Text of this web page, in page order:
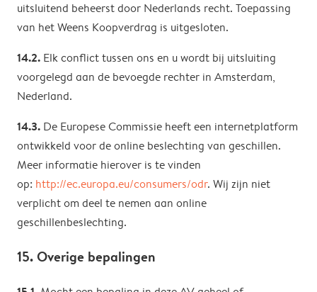
uitsluitend beheerst door Nederlands recht. Toepassing
van het Weens Koopverdrag is uitgesloten.
14.2. Elk conflict tussen ons en u wordt bij uitsluiting
voorgelegd aan de bevoegde rechter in Amsterdam,
Nederland.
14.3. De Europese Commissie heeft een internetplatform
ontwikkeld voor de online beslechting van geschillen.
Meer informatie hierover is te vinden
op: http://ec.europa.eu/consumers/odr. Wij zijn niet
verplicht om deel te nemen aan online
geschillenbeslechting.
15. Overige bepalingen